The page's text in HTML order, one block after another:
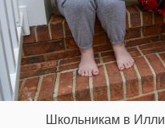
Школьникам в